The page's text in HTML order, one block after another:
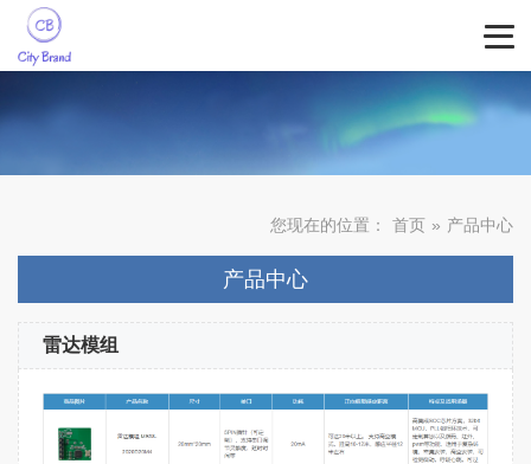
您现在的位置： 首页 » 产品中心
产品中心
雷达模组